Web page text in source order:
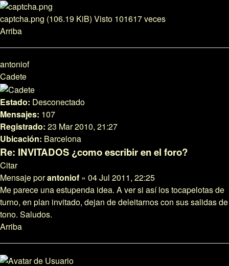
captcha.png (106.19 KiB) Visto 101617 veces
Arriba
antoniof
Cadete
Estado: Desconectado
Mensajes: 107
Registrado: 23 Mar 2010, 21:27
Ubicación: Barcelona
Re: INVITADOS ¿como escribir en el foro?
Citar
Mensajeporantoniof » 04 Jul 2011, 22:25
Me parece una estupenda idea. A ver si así los tocapelotas de
turno, en plan invitado, dejan de deleitarnos con sus salidas de
tono. Saludos.
Arriba